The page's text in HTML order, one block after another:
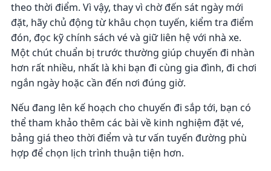
theo thời điểm. Vì vậy, thay vì chờ đến sát ngày mới
đặt, hãy chủ động từ khâu chọn tuyến, kiểm tra điểm
đón, đọc kỹ chính sách vé và giữ liên hệ với nhà xe.
Một chút chuẩn bị trước thường giúp chuyến đi nhàn
hơn rất nhiều, nhất là khi bạn đi cùng gia đình, đi chơi
ngắn ngày hoặc cần đến nơi đúng giờ.
Nếu đang lên kế hoạch cho chuyến đi sắp tới, bạn có
thể tham khảo thêm các bài về kinh nghiệm đặt vé,
bảng giá theo thời điểm và tư vấn tuyến đường phù
hợp để chọn lịch trình thuận tiện hơn.